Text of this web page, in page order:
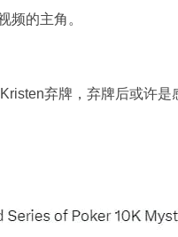
频的主角。
弃牌，弃牌后或许是